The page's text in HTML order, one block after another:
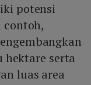
potensi
contoh,
hektare serta
luas area